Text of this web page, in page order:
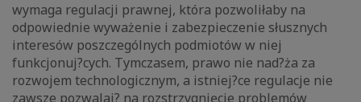
wymaga regulacji prawnej, która pozwoliłaby na
odpowiednie wyważenie i zabezpieczenie słusznych
interesów poszczególnych podmiotów w niej
funkcjonuj?cych. Tymczasem, prawo nie nad?ża za
rozwojem technologicznym, a istniej?ce regulacje nie
zawsze pozwalaj? na rozstrzygnięcie problemów